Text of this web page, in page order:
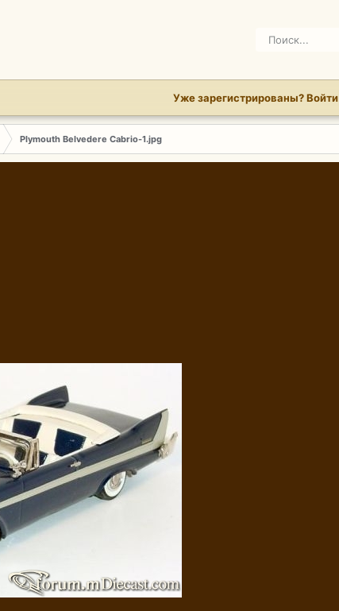
Уже зарегистрированы? Войти
Plymouth Belvedere Cabrio-1.jpg